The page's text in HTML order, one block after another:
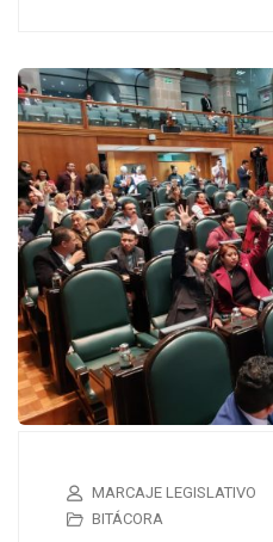
MARCAJE LEGISLATIVO
BITÁCORA